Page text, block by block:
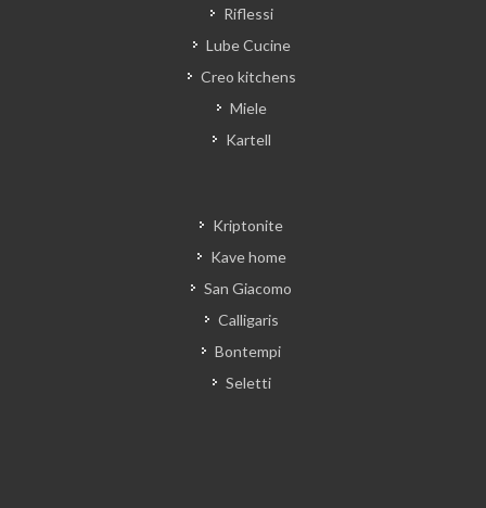
Riflessi
Lube Cucine
Creo kitchens
Miele
Kartell
Kriptonite
Kave home
San Giacomo
Calligaris
Bontempi
Seletti